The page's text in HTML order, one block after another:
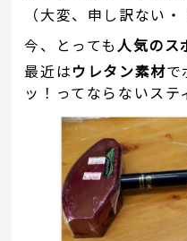
（大変、申し訳ない・
今、とっても人気のス
最近はウレタン素材で
ッ！ってならないステ